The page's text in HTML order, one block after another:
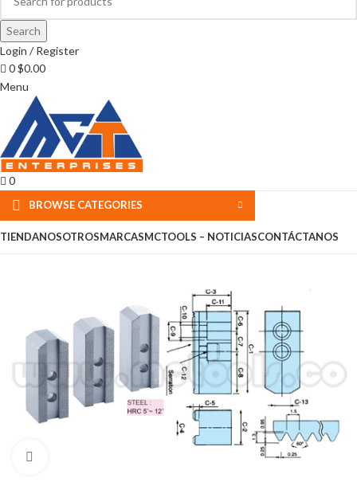
Search
Login / Register
0$0.00
Menu
0
BROWSE CATEGORIES
TIENDANOSOTROSMARCASMCTOOLS – NOTICIASCONTÁCTANOS